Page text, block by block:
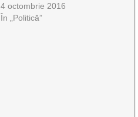
4 octombrie 2016
În „Politică”